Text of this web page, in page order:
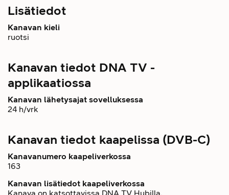
Lisätiedot
Kanavan kieli
ruotsi
Kanavan tiedot DNA TV -
applikaatiossa
Kanavan lähetysajat sovelluksessa
24 h/vrk
Kanavan tiedot kaapelissa (DVB-C)
Kanavanumero kaapeliverkossa
163
Kanavan lisätiedot kaapeliverkossa